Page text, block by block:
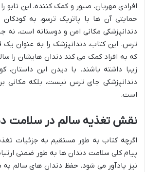
افرادی مهربان، صبور و کمک کننده، این تابو
حمایتی آن ها با پاتریک ترسو، به
دندانپزشکی مکانی امن و دوستانه است، نه
ترس. این کتاب، دندانپزشک را به عنوان یک
که به افراد کمک می کند دندان هایشان را
زیبا داشته باشند. با دیدن این داستان،
دندانپزشکی جای ترس نیست، بلکه مکانی
است.
نقش تغذیه سالم در سلامت
اگرچه کتاب به طور مستقیم به جزئیات
پیام کلی سلامت دندان ها به طور ضمنی
نیز یادآور می شود. حفظ دندان های سالم